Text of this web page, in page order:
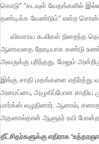
கொடு” ”கடவுள் வேதங்களில்
தண்டிக்க வேண்டும்” என்ற
விவசாய கூலிகள் நிறைந்த தென்னாற்காடு மாவட்டத்தில் சொந்தமாக நிலங்கள் இல்லாத மக்கள் கடுமையாக பாதிப்பிற்கு
ஆளாவதை நேரடியாக கண்டு
அவருக்கு புரிந்தது. மேலும்
இங்கு சாதி மதங்களை எதிர்த்து வள்ளலார் போராடிக் கொண்டிருக்கும்போதுதான் இந்த முடை நாற்றம் அடித்து தேங்கி நின்ற வர்ண
அமைப்பை, அழுகிப்போன சாதிய
மார்க்ஸ் எழுதினார். ஆனால்,
அதனால்தான் ஆளுநர் ரவி
தீட்சிதர்களுக்கு எதிராக ‘